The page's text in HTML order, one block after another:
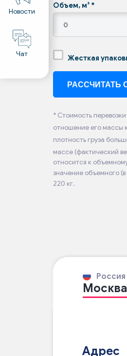
Объем, м³ *
Жесткая
* Стоимость
отношение его массы
плотность груза
массе (фактический
относится к
значение объемного
220 кг.
Россия
Москва
Адрес
Новости
Чат